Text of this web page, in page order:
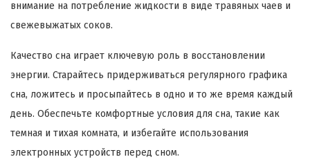
внимание на потребление жидкости в виде травяных чаев и
свежевыжатых соков.
Качество сна играет ключевую роль в восстановлении
энергии. Старайтесь придерживаться регулярного графика
сна, ложитесь и просыпайтесь в одно и то же время каждый
день. Обеспечьте комфортные условия для сна, такие как
темная и тихая комната, и избегайте использования
электронных устройств перед сном.